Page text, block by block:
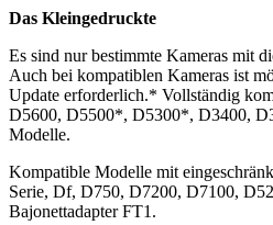
Das Kleingedruckte
Es sind nur bestimmte Kameras mit
Auch bei kompatiblen Kameras ist
Update erforderlich.* Vollständig
D5600, D5500*, D5300*, D3400,
Modelle.
Kompatible Modelle mit
Serie, Df, D750, D7200, D7100,
Bajonettadapter FT1.